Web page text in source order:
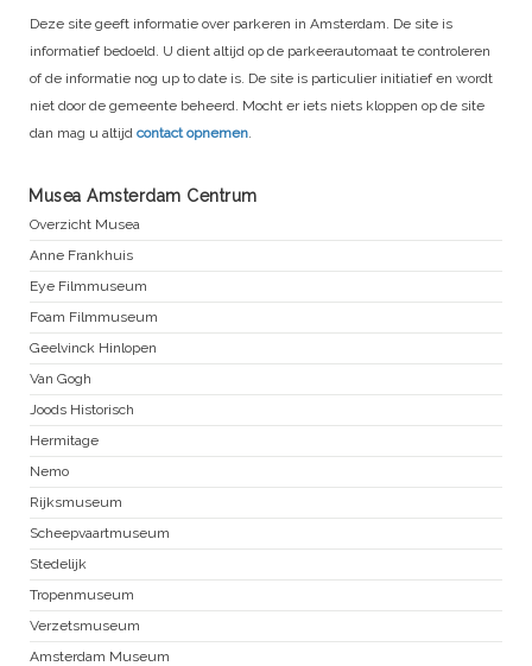
Deze site geeft informatie over parkeren in Amsterdam. De site is
informatief bedoeld. U dient altijd op de parkeerautomaat te controleren
of de informatie nog up to date is. De site is particulier initiatief en wordt
niet door de gemeente beheerd. Mocht er iets niets kloppen op de site
dan mag u altijd contact opnemen
Musea Amsterdam Centrum
Overzicht Musea
Anne Frankhuis
Eye Filmmuseum
Foam Filmmuseum
Geelvinck Hinlopen
Van Gogh
Joods Historisch
Hermitage
Nemo
Rijksmuseum
Scheepvaartmuseum
Stedelijk
Tropenmuseum
Verzetsmuseum
Amsterdam Museum